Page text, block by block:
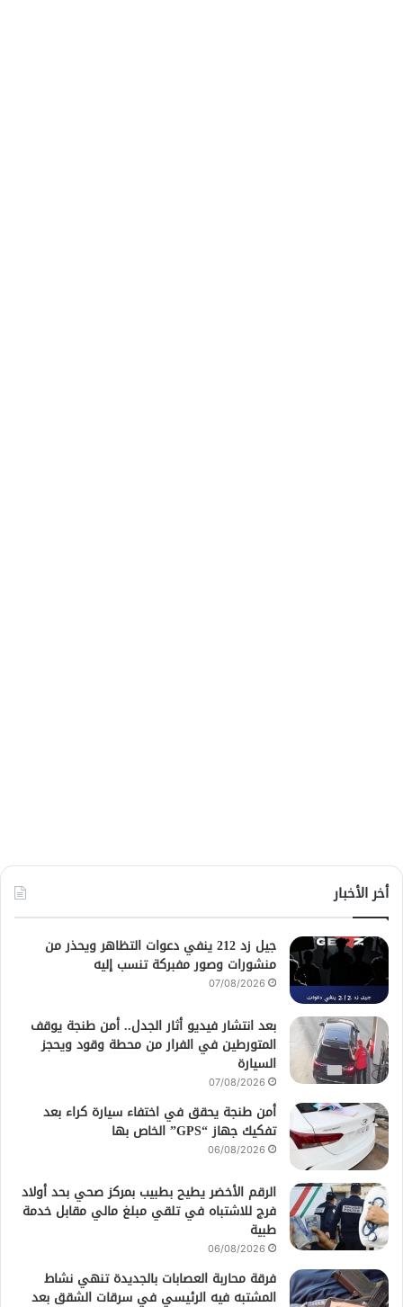
أخر الأخبار
جيل زد 212 ينفي دعوات التظاهر ويحذر من
منشورات وصور مفبركة تنسب إليه
07/08/2026
بعد انتشار فيديو أثار الجدل.. أمن طنجة يوقف
المتورطين في الفرار من محطة وقود ويحجز
السيارة
07/08/2026
أمن طنجة يحقق في اختفاء سيارة كراء بعد
تفكيك جهاز “GPS” الخاص بها
06/08/2026
الرقم الأخضر يطيح بطبيب بمركز صحي بحد أولاد
فرج للاشتباه في تلقي مبلغ مالي مقابل خدمة
طبية
06/08/2026
فرقة محاربة العصابات بالجديدة تنهي نشاط
المشتبه فيه الرئيسي في سرقات الشقق بعد